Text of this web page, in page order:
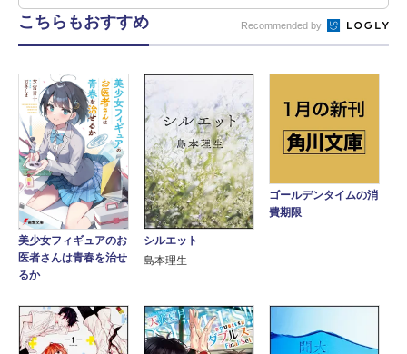
こちらもおすすめ Recommended by
美少女フィギュアのお
医者さんは青春を治せ
るか
シルエット
島本理生
ゴールデンタイムの消
費期限